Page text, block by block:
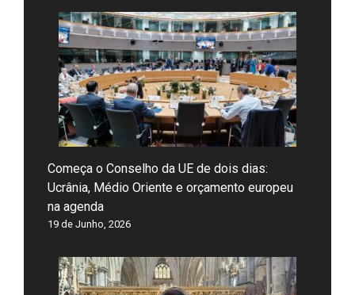
Começa o Conselho da UE de dois dias:
Ucrânia, Médio Oriente e orçamento europeu
na agenda
19 de Junho, 2026